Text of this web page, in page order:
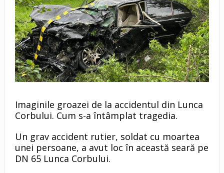
Imaginile groazei de la accidentul din Lunca
Corbului. Cum s-a întâmplat tragedia.
Un grav accident rutier, soldat cu moartea
unei persoane, a avut loc în această seară pe
DN 65 Lunca Corbului.